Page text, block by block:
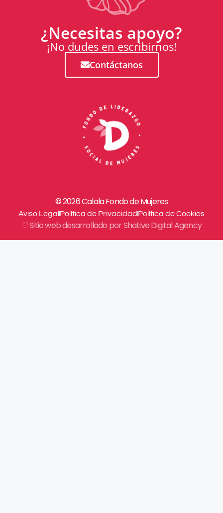
¿Necesitas apoyo?
¡No dudes en escribirnos!
Contáctanos
© 2026 Calala Fondo de Mujeres
Aviso Legal Política de Privacidad Política de Cookies
♡ Sitio web desarrollado por Shative Digital Agency